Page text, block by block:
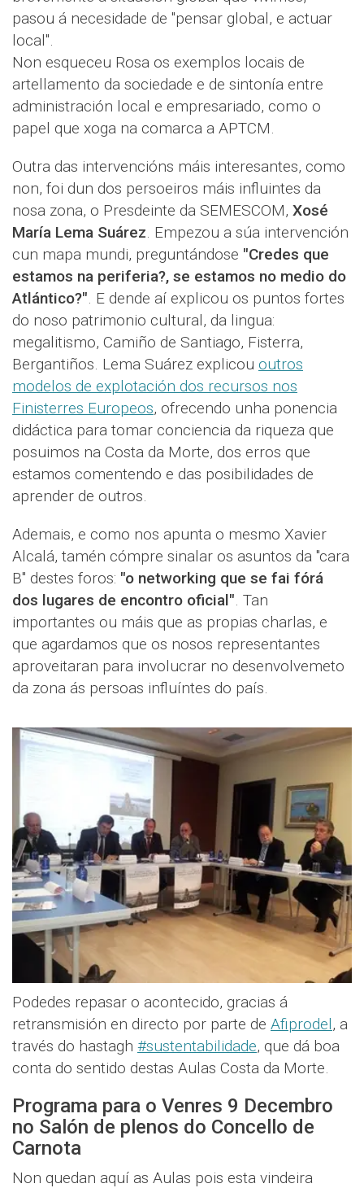
pasou á necesidade de "pensar global, e actuar
local".
Non esqueceu Rosa os exemplos locais de
artellamento da sociedade e de sintonía entre
administración local e empresariado, como o
papel que xoga na comarca a APTCM.
Outra das intervencións máis interesantes, como
non, foi dun dos persoeiros máis influintes da
nosa zona, o Presdeinte da SEMESCOM, Xosé
María Lema Suárez. Empezou a súa intervención
cun mapa mundi, preguntándose "Credes que
estamos na periferia?, se estamos no medio do
Atlántico?". E dende aí explicou os puntos fortes
do noso patrimonio cultural, da lingua:
megalitismo, Camiño de Santiago, Fisterra,
Bergantiños. Lema Suárez explicou outros
modelos de explotación dos recursos nos
Finisterres Europeos, ofrecendo unha ponencia
didáctica para tomar conciencia da riqueza que
posuimos na Costa da Morte, dos erros que
estamos comentendo e das posibilidades de
aprender de outros.
Ademais, e como nos apunta o mesmo Xavier
Alcalá, tamén cómpre sinalar os asuntos da "cara
B" destes foros: "o networking que se fai fórá
dos lugares de encontro oficial". Tan
importantes ou máis que as propias charlas, e
que agardamos que os nosos representantes
aproveitaran para involucrar no desenvolvemeto
da zona ás persoas influíntes do país.
Podedes repasar o acontecido, gracias á
retransmisión en directo por parte de Afiprodel, a
través do hastagh #sustentabilidade, que dá boa
conta do sentido destas Aulas Costa da Morte.
Programa para o Venres 9 Decembro
no Salón de plenos do Concello de
Carnota
Non quedan aquí as Aulas pois esta vindeira